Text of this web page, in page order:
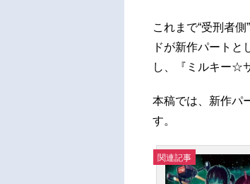
これまで“受刑者
ドが新作パートと
し、『ミルキー☆
本稿では、新作パ
す。
関連記事